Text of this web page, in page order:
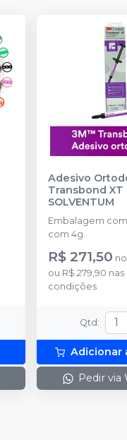
Adesivo
Transbond XT
SOLVENTUM
Embalagem com
com 4g.
R$ 271,50 no
ou R$ 279,90
condições
Qtd :
Adicionar
Pedir via